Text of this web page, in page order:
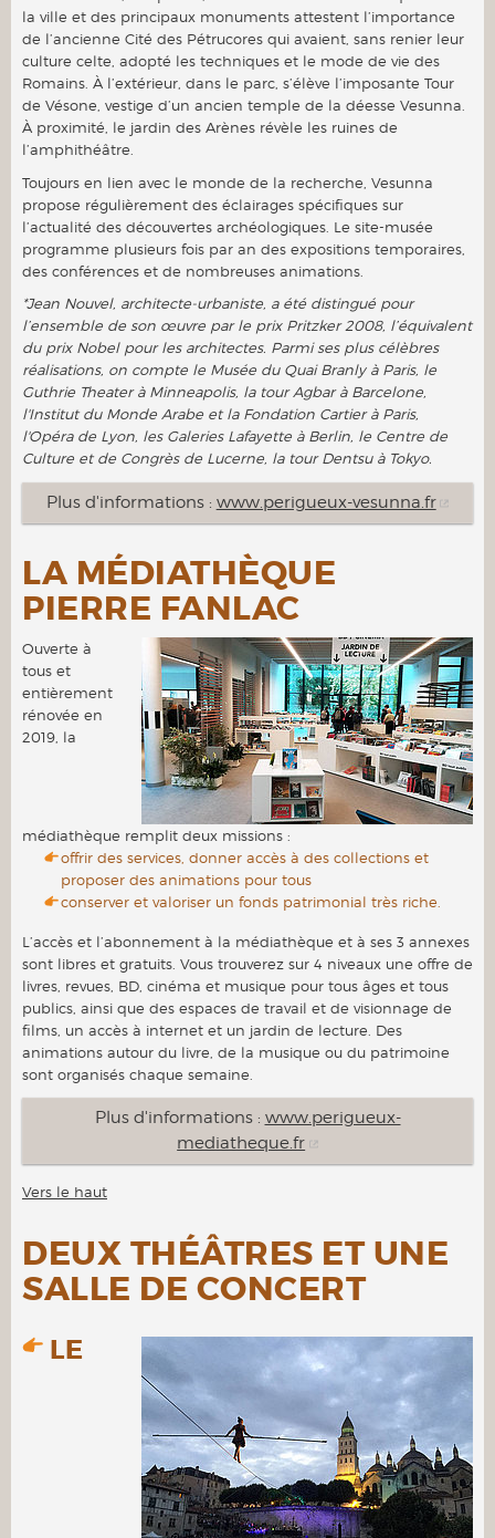
la ville et des principaux monuments attestent l’importance
de l’ancienne Cité des Pétrucores qui avaient, sans renier leur
culture celte, adopté les techniques et le mode de vie des
Romains. À l’extérieur, dans le parc, s’élève l’imposante Tour
de Vésone, vestige d’un ancien temple de la déesse Vesunna.
À proximité, le jardin des Arènes révèle les ruines de
l’amphithéâtre.
Toujours en lien avec le monde de la recherche, Vesunna
propose régulièrement des éclairages spécifiques sur
l’actualité des découvertes archéologiques. Le site-musée
programme plusieurs fois par an des expositions temporaires,
des conférences et de nombreuses animations.
*Jean Nouvel, architecte-urbaniste, a été distingué pour
l’ensemble de son œuvre par le prix Pritzker 2008, l’équivalent
du prix Nobel pour les architectes. Parmi ses plus célèbres
réalisations, on compte le Musée du Quai Branly à Paris, le
Guthrie Theater à Minneapolis, la tour Agbar à Barcelone,
l'Institut du Monde Arabe et la Fondation Cartier à Paris,
l'Opéra de Lyon, les Galeries Lafayette à Berlin, le Centre de
Culture et de Congrès de Lucerne, la tour Dentsu à Tokyo.
Plus d'informations : www.perigueux-vesunna.fr
LA MÉDIATHÈQUE
PIERRE FANLAC
Ouverte à
tous et
entièrement
rénovée en
2019, la
médiathèque remplit deux missions :
offrir des services, donner accès à des collections et
proposer des animations pour tous
conserver et valoriser un fonds patrimonial très riche.
L’accès et l’abonnement à la médiathèque et à ses 3 annexes
sont libres et gratuits. Vous trouverez sur 4 niveaux une offre de
livres, revues, BD, cinéma et musique pour tous âges et tous
publics, ainsi que des espaces de travail et de visionnage de
films, un accès à internet et un jardin de lecture. Des
animations autour du livre, de la musique ou du patrimoine
sont organisés chaque semaine.
Plus d'informations : www.perigueux-
mediatheque.fr
Vers le haut
DEUX THÉÂTRES ET UNE
SALLE DE CONCERT
LE